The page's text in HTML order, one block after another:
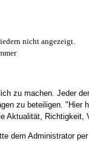
nicht angezeigt.
zu machen. Jeder
zu beteiligen.
dem Administrator